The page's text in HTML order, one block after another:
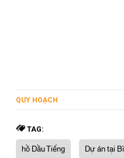
QUY HOẠCH
TAG:
hồ Dầu Tiếng Dự án tại